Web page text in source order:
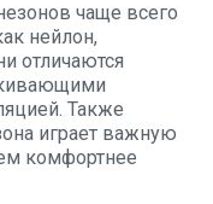
чаще всего
нейлон,
отличаются
Также
играет важную
комфортнее